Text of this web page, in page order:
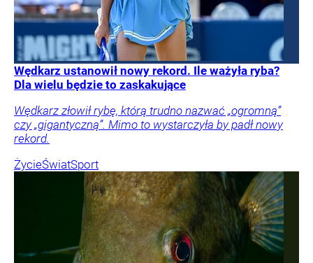
Wędkarz ustanowił nowy rekord. Ile ważyła ryba?
Dla wielu będzie to zaskakujące
Wędkarz złowił rybę, którą trudno nazwać „ogromną”
czy „gigantyczną”. Mimo to wystarczyła by padł nowy
rekord.
ŻycieŚwiatSport